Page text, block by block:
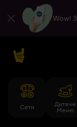
Wow!
Сети
Дитяче
Меню